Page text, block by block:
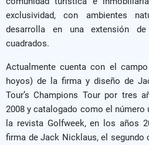
exclusividad, con ambientes
desarrolla en una extensión
cuadrados.
Actualmente cuenta con el
hoyos) de la firma y diseño de
Tour’s Champions Tour por tres
2008 y catalogado como el número
la revista Golfweek, en los años
firma de Jack Nicklaus, el segundo